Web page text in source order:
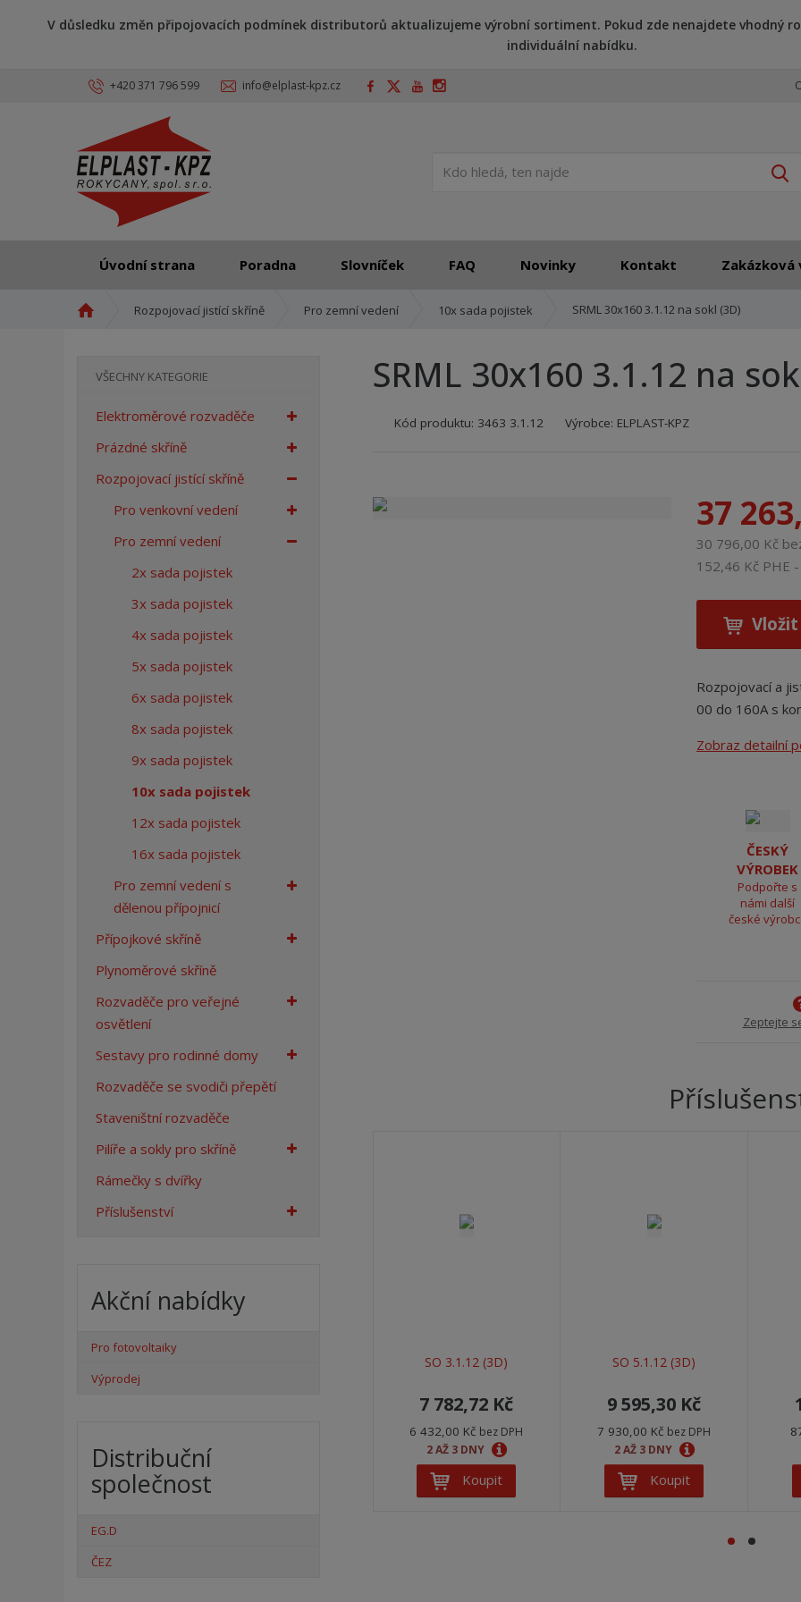
V důsledku změn připojovacích podmínek distributorů aktualizujeme výrobní sortiment. Pokud zde nenajdete vhodný
individuální nabídku.
+420 371 796 599 info@elplast-kpz.cz
Úvodní strana Poradna Slovníček FAQ Novinky Kontakt Zakázková
s
t
a
Rozpojovací jistící skříně Pro zemní vedení 10x sada pojistek SRML 30x160 3.1.12 na sokl (3D)
SRML 30x160 3.1.12 na
Kód produktu: 3463 3.1.12 Kód výrobce: 8595208610653
Kód dodavatele:8595208610653
Výrobce: ELPLAST-KPZ
37
30 796,00 Kč
152,46 Kč PHE
Rozpojovací a
00 do 160A s
Zobraz detailní
ČESKÝ
VÝROBEK
Podpořte s
námi další
české
Zeptejte
SO 3.1.12 (3D)
7 782,72 Kč
6 432,00 Kč bez DPH
2 AŽ 3 DNY
Koupit
SO 5.1.12 (3D)
9 595,30 Kč
7 930,00 Kč bez DPH
2 AŽ 3 DNY
Koupit
VŠECHNY KATEGORIE
Elektroměrové rozvaděče
Prázdné skříně
Rozpojovací jistící skříně
Pro venkovní vedení
Pro zemní vedení
2x sada pojistek
3x sada pojistek
4x sada pojistek
5x sada pojistek
6x sada pojistek
8x sada pojistek
9x sada pojistek
10x sada pojistek
12x sada pojistek
16x sada pojistek
Pro zemní vedení s
dělenou přípojnicí
Přípojkové skříně
Plynoměrové skříně
Rozvaděče pro veřejné
osvětlení
Sestavy pro rodinné domy
Rozvaděče se svodiči přepětí
Staveništní rozvaděče
Pilíře a sokly pro skříně
Rámečky s dvířky
Příslušenství
Akční nabídky
Pro fotovoltaiky
Výprodej
Distribuční
společnost
EG.D
ČEZ